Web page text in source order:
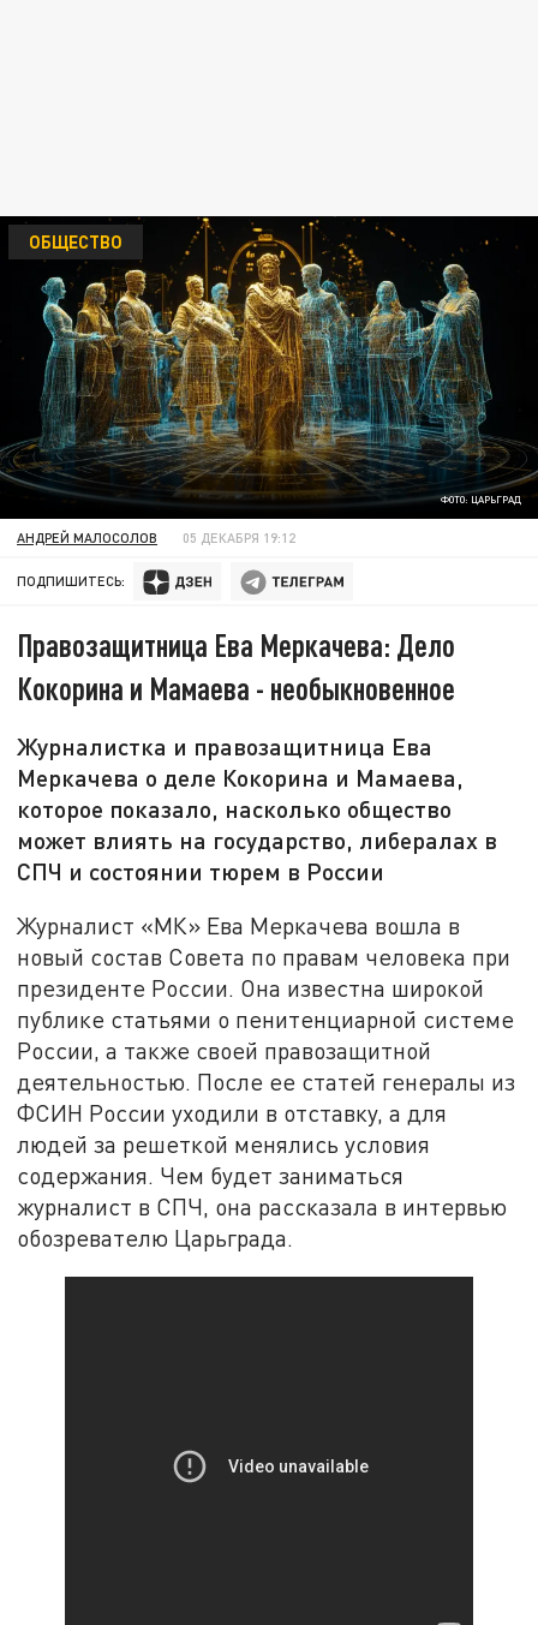
ФОТО: ЦАРЬГРАД
ОБЩЕСТВО
АНДРЕЙ МАЛОСОЛОВ 05 ДЕКАБРЯ 19:12
ПОДПИШИТЕСЬ:
Правозащитница Ева Меркачева: Дело
Кокорина и Мамаева - необыкновенное
Журналистка и правозащитница Ева
Меркачева о деле Кокорина и Мамаева,
которое показало, насколько общество
может влиять на государство, либералах в
СПЧ и состоянии тюрем в России
Журналист «МК» Ева Меркачева вошла в
новый состав Совета по правам человека при
президенте России. Она известна широкой
публике статьями о пенитенциарной системе
России, а также своей правозащитной
деятельностью. После ее статей генералы из
ФСИН России уходили в отставку, а для
людей за решеткой менялись условия
содержания. Чем будет заниматься
журналист в СПЧ, она рассказала в интервью
обозревателю Царьграда.